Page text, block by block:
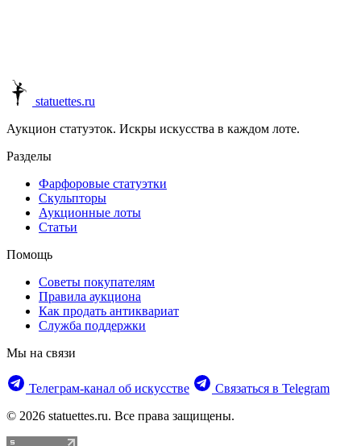
statuettes.ru
Аукцион статуэток. Искры искусства в каждом лоте.
Разделы
Фарфоровые статуэтки
Скульпторы
Аукционные лоты
Статьи
Помощь
Советы покупателям
Правила аукциона
Как продать антиквариат
Служба поддержки
Мы на связи
Телеграм‑канал об искусстве
Связаться в Telegram
© 2026 statuettes.ru. Все права защищены.